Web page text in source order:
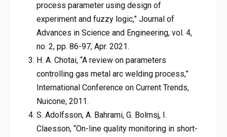
process parameter using design of
experiment and fuzzy logic,” Journal of
Advances in Science and Engineering, vol. 4,
no. 2, pp. 86-97, Apr. 2021.
H. A. Chotai, “A review on parameters
controlling gas metal arc welding process,”
International Conference on Current Trends,
Nuicone, 2011.
S. Adolfsson, A. Bahrami, G. Bolmsj, I.
Claesson, “On-line quality monitoring in short-